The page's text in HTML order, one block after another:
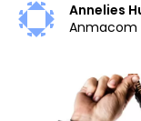
Annelies
Anmacom